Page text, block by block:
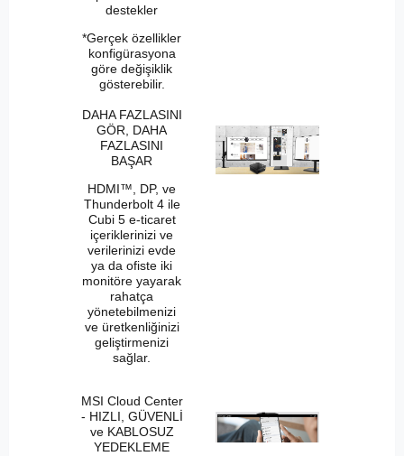
destekler
*Gerçek özellikler
konfigürasyona
göre değişiklik
gösterebilir.
DAHA FAZLASINI
GÖR, DAHA
FAZLASINI
BAŞAR
HDMI™, DP, ve
Thunderbolt 4 ile
Cubi 5 e-ticaret
içeriklerinizi ve
verilerinizi evde
ya da ofiste iki
monitöre yayarak
rahatça
yönetebilmenizi
ve üretkenliğinizi
geliştirmenizi
sağlar.
MSI Cloud Center
- HIZLI, GÜVENLİ
ve KABLOSUZ
YEDEKLEME